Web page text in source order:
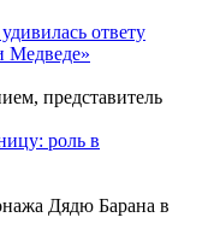
ответу
Медведе»
представитель
роль в
Дядю Барана в